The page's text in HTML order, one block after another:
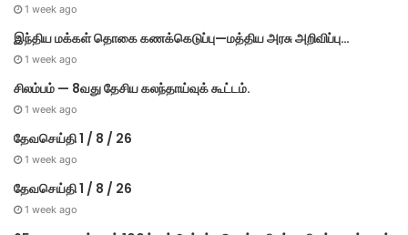
1 week ago
இந்திய மக்கள் தொகை கணக்கெடுப்பு—மத்திய அரசு அறிவிப்பு…
1 week ago
சிலம்பம் — 8வது தேசிய கலந்தாய்வுக் கூட்டம்.
1 week ago
தேவசெய்தி 1 / 8 / 26
1 week ago
தேவசெய்தி 1 / 8 / 26
1 week ago